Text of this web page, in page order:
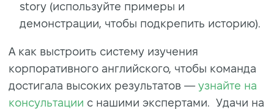
story (используйте примеры и
демонстрации, чтобы подкрепить историю).
А как выстроить систему изучения
корпоративного английского, чтобы команда
достигала высоких результатов — узнайте на
консультации с нашими экспертами. Удачи на